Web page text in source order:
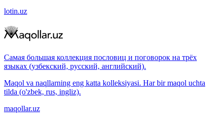
lotin.uz
Самая большая коллекция пословиц и поговорок на трёх
языках (узбекский, русский, английский).
Maqol va naqllarning eng katta kolleksiyasi. Har bir maqol uchta
tilda (o'zbek, rus, ingliz).
maqollar.uz